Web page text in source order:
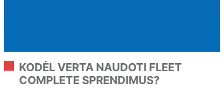
KODĖL VERTA NAUDOTI FLEET
COMPLETE SPRENDIMUS?